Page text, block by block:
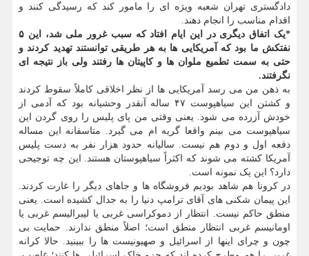
دادگستری تهران شعبه ویژه ای را مامور کند که رسیدگی کنند و
اقدام مناسب را انجام دهند.
*یک اتفاق دیگری در این ایام افتاد که سبب غرور ملی شد، این ۵
نفتکش ما بود که آمریکایی ها به هر طریقی توانستند تهدید کردند و
حتی به سمت تطمیع ملوان ها و کاپیتان ها رفتند ولی باز نتیجه ای
نگرفتند.
به ذهن من می رسد آمریکایی ها از نظر اخلاقی کاملاً سقوط کردند
و کشتن این سیاهپوست ۴۷ ساله آنقدر وحشیانه بود که آدمی از
خودش آزرده می شود. یعنی وقتی من پای پلیس را روی گردن این
سیاهپوست می بینم واقعا گریه ام می گیرد. متاسفانه این مساله
دفعه اول و دوم هم نیست. سالیانه حدود هزار نفر به دست پلیس
آمریکا کشته می شوند که اکثراً سیاهپوستان هستند. این چه توجیحی
دارد؟ این یک نمونه است.
در کرونا هم شاهد بودیم فروشگاه ها و جاهای دیگر را غارت کردند.
این پیمان شکنی های آقای ترامپ دنیا را به جدال کشیده است. یعنی
منطق حاکم نیست. انتظار از دموکراسی غربی یا لیبرالیسم غربی یا
اومانیسم غربی انتظار منطق است؛ اصلاً منطق ندارند. حمایت بی
چون و چرای اینها از اسرائیل و صهیونیست ها را ببینید. حالا کرانه